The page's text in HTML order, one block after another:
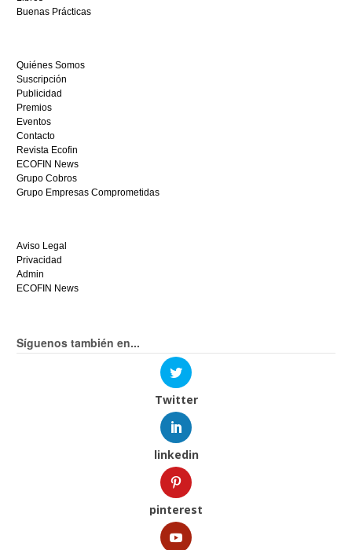
y
hoy
mismo.
Buenas Prácticas
Quiénes Somos
Suscripción
Publicidad
Premios
Eventos
Contacto
Revista Ecofin
ECOFIN News
Grupo Cobros
Grupo Empresas Comprometidas
Aviso Legal
Privacidad
Admin
ECOFIN News
Síguenos también en...
Twitter
linkedin
pinterest